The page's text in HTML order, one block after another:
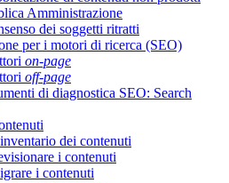
Amministrazione
dei soggetti ritratti
per i motori di ricerca (SEO)
on-page
off-page
di diagnostica SEO: Search
dei contenuti
i contenuti
i contenuti